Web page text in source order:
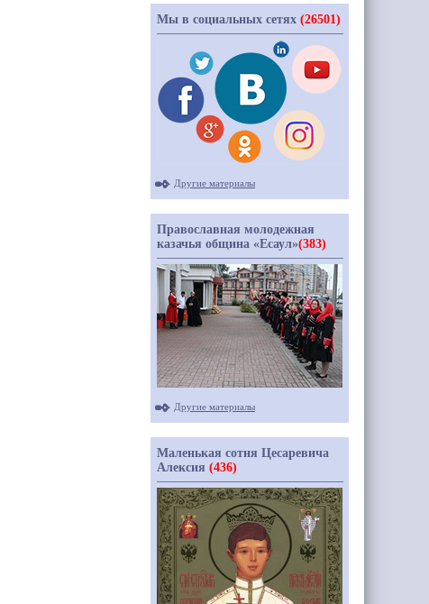
Мы в социальных сетях (26501)
Другие материалы
Православная молодежная
казачья община «Есаул»(383)
Другие материалы
Маленькая сотня Цесаревича
Алексия (436)